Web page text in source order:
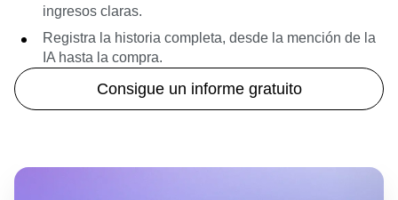
ingresos claras.
Registra la historia completa, desde la mención de la
IA hasta la compra.
Consigue un informe gratuito